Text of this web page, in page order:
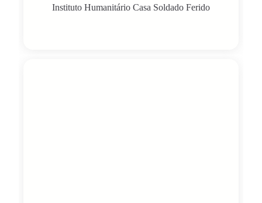
Instituto Humanitário Casa Soldado Ferido